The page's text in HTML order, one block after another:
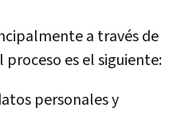
a través de
es el siguiente:
personales y